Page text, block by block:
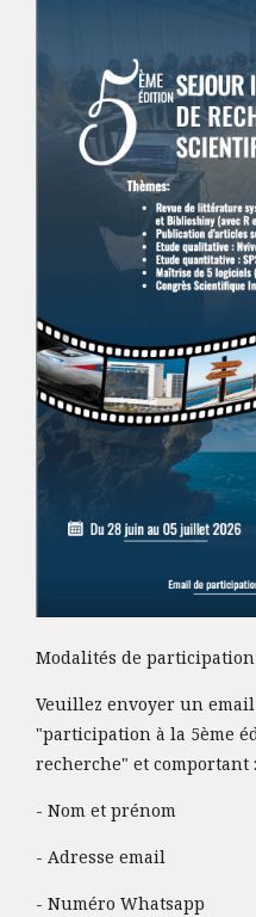
Modalités de participation
Veuillez envoyer un
"participation à la 5ème
recherche" et comportant :
- Nom et prénom
- Adresse email
- Numéro Whatsapp